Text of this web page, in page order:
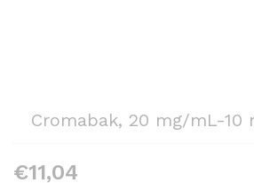
Cromabak, 20 mg/mL-10
€11,04